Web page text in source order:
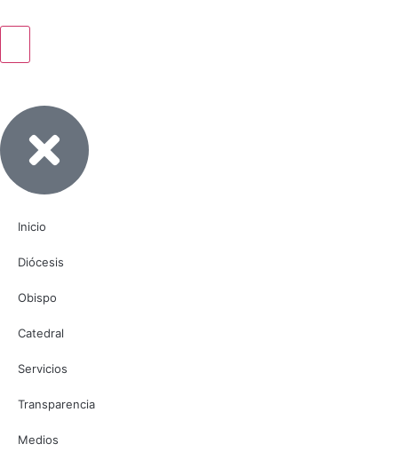
Inicio
Diócesis
Obispo
Catedral
Servicios
Transparencia
Medios